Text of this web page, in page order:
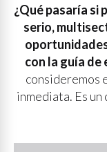
¿Qué pasaría si
serio,
con la guía de
consideremos
inmediata. Es